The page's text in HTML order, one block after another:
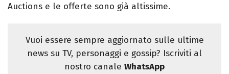
Auctions e le offerte sono già altissime.
Vuoi essere sempre aggiornato sulle ultime
news su TV, personaggi e gossip? Iscriviti al
nostro canale WhatsApp